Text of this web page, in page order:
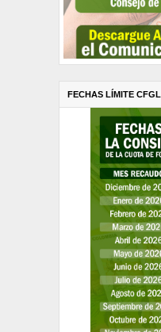
FECHAS LÍMITE CFGL